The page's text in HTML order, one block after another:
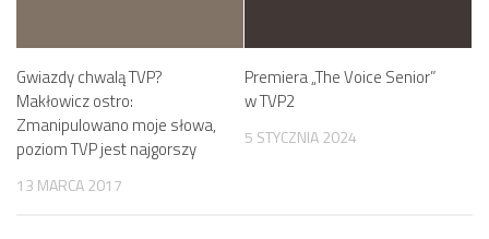
Gwiazdy chwalą TVP?
Makłowicz ostro:
Zmanipulowano moje słowa,
poziom TVP jest najgorszy
13 MARCA 2017
Premiera „The Voice Senior”
w TVP2
5 STYCZNIA 2024